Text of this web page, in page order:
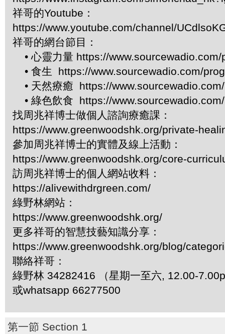
祥哥的Youtube：
https://www.youtube.com/channel/
祥哥的網台節目：
• 心靈力量 https://
• 食生 https://www.sourcewadio.com/
• 天然療癒 https://
• 綠色飲食 https://
找周兆祥博士做個人諮詢療癒課：
https://www.greenwoodshk.org/private-
參加周兆祥博士的實體及線上活動：
https://www.greenwoodshk.org/core-
訪周兆祥博士的個人網站收料：
https://alivewithdrgreen.com/
綠野林網站：
https://www.greenwoodshk.org/
更多祥哥的智慧技藝知識分享：
https://www.greenwoodshk.org/blog/
聯絡祥哥：
綠野林 34282416 （星期一至六, 12.00-
或whatsapp 66277500
第一節 Section 1